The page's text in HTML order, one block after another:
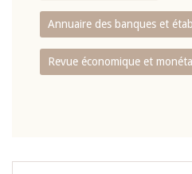
Annuaire des banques et
Revue économique et